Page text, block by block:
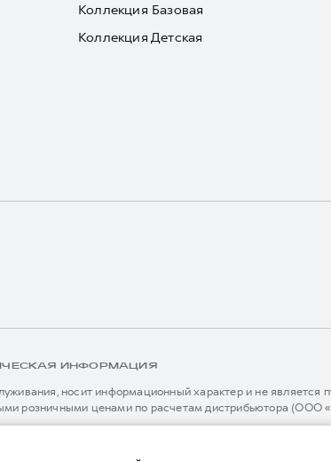
Коллекция Базовая
Коллекция Детская
ИНФОРМАЦИЯ
носит информационный характер и не является
розничными ценами по расчетам дистрибьютора (ООО
Волл Мотор Рус» либо по телефону Горячей линии 8